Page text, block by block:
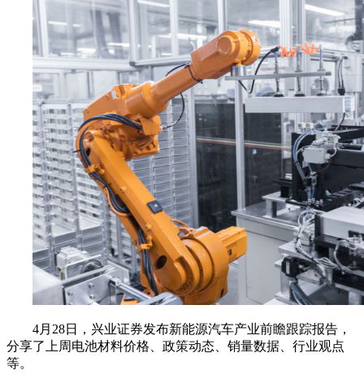
4月28日，兴业证券发布新能源汽车产业前瞻跟踪报告，
分享了上周电池材料价格、政策动态、销量数据、行业观点
等。